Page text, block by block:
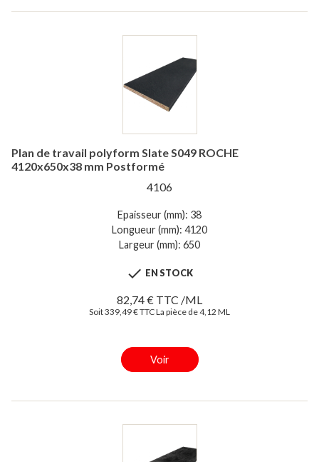
Plan de travail polyform Slate S049 ROCHE
4120x650x38 mm Postformé
4106
Epaisseur (mm): 38
Longueur (mm): 4120
Largeur (mm): 650
 EN STOCK
82,74 € TTC /ML
Soit 339,49 € TTC La pièce de 4,12 ML
Voir